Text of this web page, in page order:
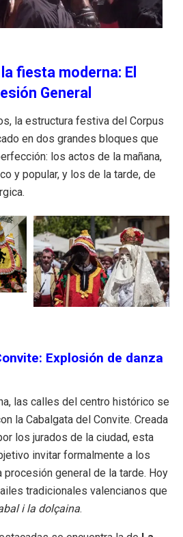
fiesta moderna: El
General
la estructura festiva del Corpus
en dos grandes bloques que
los actos de la mañana,
y popular, y los de la tarde, de
Explosión de danza
las calles del centro histórico se
la Cabalgata del Convite. Creada
los jurados de la ciudad, esta
invitar formalmente a los
general de la tarde. Hoy
tradicionales valencianos que
i la dolçaina.